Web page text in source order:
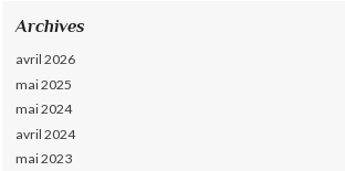
Archives
avril 2026
mai 2025
mai 2024
avril 2024
mai 2023